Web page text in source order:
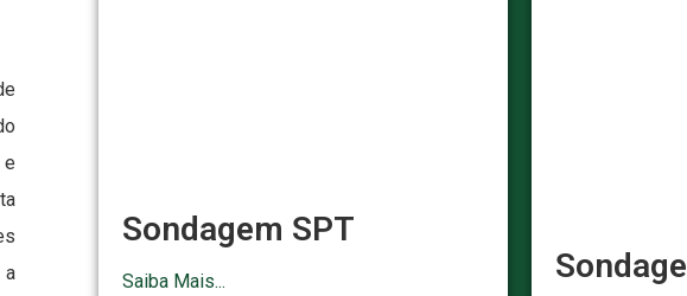
e
a
Sondagem SPT
Saiba Mais...